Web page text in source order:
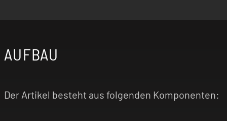
AUFBAU
Der Artikel besteht aus folgenden Komponenten: